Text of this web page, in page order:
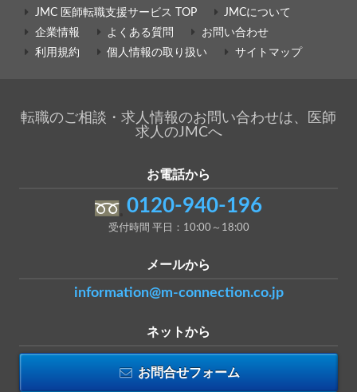
JMC 医師転職支援サービス TOP
JMCについて
企業情報
よくある質問
お問い合わせ
利用規約
個人情報の取り扱い サイトマップ
転職のご相談・求人情報のお問い合わせは、医師
求人のJMCへ
お電話から
0120-940-196
受付時間 平日：10:00～18:00
メールから
information@m-connection.co.jp
ネットから
お問合せフォーム